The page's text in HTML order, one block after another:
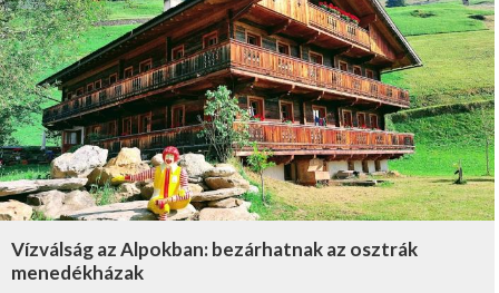
Vízválság az Alpokban: bezárhatnak az osztrák
menedékházak